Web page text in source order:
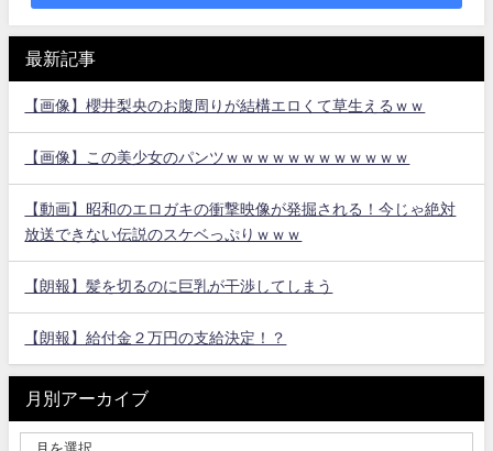
最新記事
【画像】櫻井梨央のお腹周りが結構エロくて草生えるｗｗ
【画像】この美少女のパンツｗｗｗｗｗｗｗｗｗｗｗｗ
【動画】昭和のエロガキの衝撃映像が発掘される！今じゃ絶対
放送できない伝説のスケベっぷりｗｗｗ
【朗報】髪を切るのに巨乳が干渉してしまう
【朗報】給付金２万円の支給決定！？
月別アーカイブ